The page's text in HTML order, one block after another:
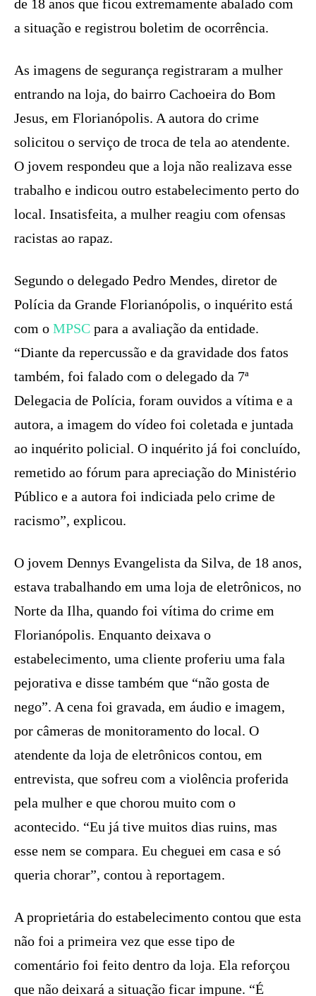
de 18 anos que ficou extremamente abalado com
a situação e registrou boletim de ocorrência.
As imagens de segurança registraram a mulher
entrando na loja, do bairro Cachoeira do Bom
Jesus, em Florianópolis. A autora do crime
solicitou o serviço de troca de tela ao atendente.
O jovem respondeu que a loja não realizava esse
trabalho e indicou outro estabelecimento perto do
local. Insatisfeita, a mulher reagiu com ofensas
racistas ao rapaz.
Segundo o delegado Pedro Mendes, diretor de
Polícia da Grande Florianópolis, o inquérito está
com o MPSC para a avaliação da entidade.
“Diante da repercussão e da gravidade dos fatos
também, foi falado com o delegado da 7ª
Delegacia de Polícia, foram ouvidos a vítima e a
autora, a imagem do vídeo foi coletada e juntada
ao inquérito policial. O inquérito já foi concluído,
remetido ao fórum para apreciação do Ministério
Público e a autora foi indiciada pelo crime de
racismo”, explicou.
O jovem Dennys Evangelista da Silva, de 18 anos,
estava trabalhando em uma loja de eletrônicos, no
Norte da Ilha, quando foi vítima do crime em
Florianópolis. Enquanto deixava o
estabelecimento, uma cliente proferiu uma fala
pejorativa e disse também que “não gosta de
nego”. A cena foi gravada, em áudio e imagem,
por câmeras de monitoramento do local. O
atendente da loja de eletrônicos contou, em
entrevista, que sofreu com a violência proferida
pela mulher e que chorou muito com o
acontecido. “Eu já tive muitos dias ruins, mas
esse nem se compara. Eu cheguei em casa e só
queria chorar”, contou à reportagem.
A proprietária do estabelecimento contou que esta
não foi a primeira vez que esse tipo de
comentário foi feito dentro da loja. Ela reforçou
que não deixará a situação ficar impune. “É